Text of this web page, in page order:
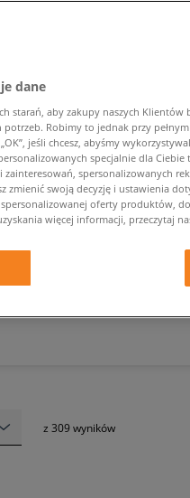
SUMMER
z 309wyników
dane
starań, aby zakupy naszych
Robimy to jednak przy
jeśli chcesz, abyśmy
specjalnie dla
spersonalizowanych
zmienić swoją decyzję i ustawienia
oferty produktów,
więcej informacji, przeczytaj